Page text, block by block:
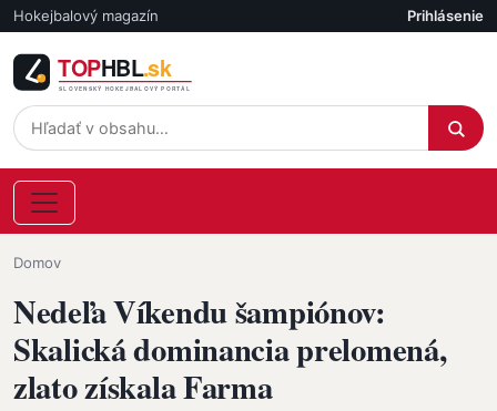
Skočiť na hlavný obsah
Hokejbalový magazín Účet
Prihlásenie
Omrvinka
Domov
Nedeľa Víkendu šampiónov:
Skalická dominancia prelomená,
zlato získala Farma